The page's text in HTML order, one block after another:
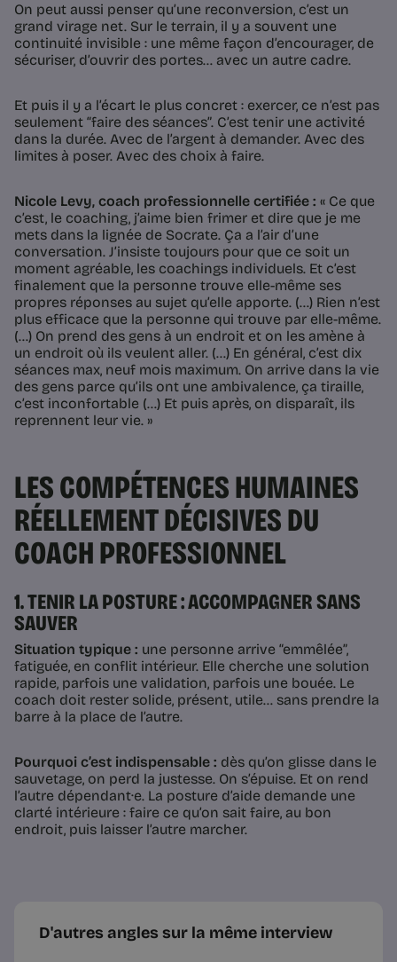
On peut aussi penser qu’une reconversion, c’est un
grand virage net. Sur le terrain, il y a souvent une
continuité invisible : une même façon d’encourager, de
sécuriser, d’ouvrir des portes… avec un autre cadre.
Et puis il y a l’écart le plus concret : exercer, ce n’est pas
seulement “faire des séances”. C’est tenir une activité
dans la durée. Avec de l’argent à demander. Avec des
limites à poser. Avec des choix à faire.
Nicole Levy, coach professionnelle certifiée : « Ce que
c’est, le coaching, j’aime bien frimer et dire que je me
mets dans la lignée de Socrate. Ça a l’air d’une
conversation. J’insiste toujours pour que ce soit un
moment agréable, les coachings individuels. Et c’est
finalement que la personne trouve elle-même ses
propres réponses au sujet qu’elle apporte. (…) Rien n’est
plus efficace que la personne qui trouve par elle-même.
(…) On prend des gens à un endroit et on les amène à
un endroit où ils veulent aller. (…) En général, c’est dix
séances max, neuf mois maximum. On arrive dans la vie
des gens parce qu’ils ont une ambivalence, ça tiraille,
c’est inconfortable (…) Et puis après, on disparaît, ils
reprennent leur vie. »
LES COMPÉTENCES HUMAINES
RÉELLEMENT DÉCISIVES DU
COACH PROFESSIONNEL
1. TENIR LA POSTURE : ACCOMPAGNER SANS
SAUVER
Situation typique : une personne arrive “emmêlée”,
fatiguée, en conflit intérieur. Elle cherche une solution
rapide, parfois une validation, parfois une bouée. Le
coach doit rester solide, présent, utile… sans prendre la
barre à la place de l’autre.
Pourquoi c’est indispensable : dès qu’on glisse dans le
sauvetage, on perd la justesse. On s’épuise. Et on rend
l’autre dépendant·e. La posture d’aide demande une
clarté intérieure : faire ce qu’on sait faire, au bon
endroit, puis laisser l’autre marcher.
D'autres angles sur la même interview